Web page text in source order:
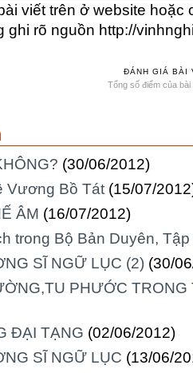
viết trên ở website
ghi rõ nguồn http://
ĐÁNH GIÁ BÀI
Tổng số điểm của
(30/06/2012)
Vương Bồ Tát (15/07/
ÂM (16/07/2012)
trong Bộ Bản Duyên, Tập
SĨ NGỮ LỤC (2) (30/
PHƯỚC TRONG
ĐẠI TẠNG (02/06/2012)
SĨ NGỮ LỤC (13/06/